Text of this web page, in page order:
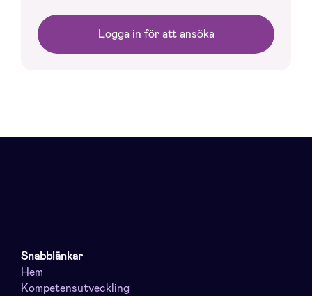
Logga in för att ansöka
Snabblänkar
Hem
Kompetensutveckling